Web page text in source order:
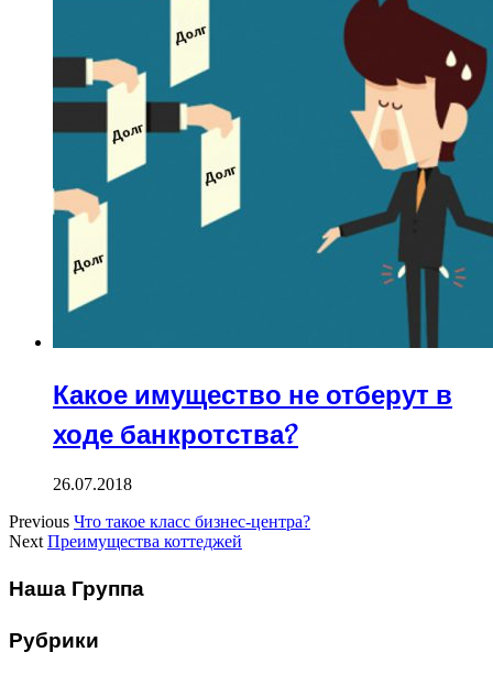
Какое имущество не отберут в
ходе банкротства?
26.07.2018
Previous Что такое класс бизнес-центра?
NextПреимущества коттеджей
Наша Группа
Рубрики